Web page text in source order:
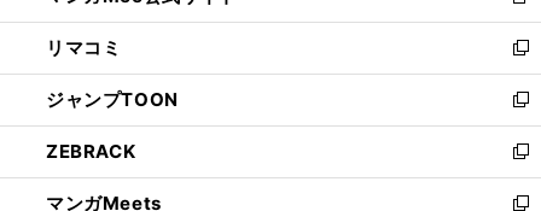
ウ
で
開
く
ン
ド
ウ
で
開
く
ウ
ィ
ン
ド
ウ
で
開
く
し
い
ウ
ィ
ン
ド
ウ
で
リマコミ
新
し
い
ウ
ィ
ン
ド
ジャンプTOON
新
し
い
ウ
ィ
ZEBRACK
新
し
マンガMeets